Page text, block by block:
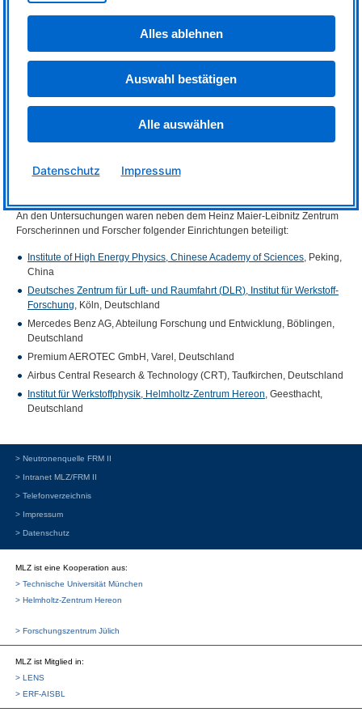
Verfügung gestellt werden, könnten hingegen Aufschluss auf die
Atomkernpositionen geben und die bereits durchgeführten Messungen
Microplasticity and macroplasticity behavior of additively manufactured Al-
Mg-Sc-Zr alloys: In-situ experiment and modeling
DOI:10.1016/j.ijplas.2023.103659
An den Untersuchungen waren neben dem Heinz Maier-Leibnitz Zentrum
Forscherinnen und Forscher folgender Einrichtungen beteiligt:
Institute of High Energy Physics, Chinese Academy of Sciences, Peking,
China
Deutsches Zentrum für Luft- und Raumfahrt (DLR), Institut für Werkstoff-
Forschung, Köln, Deutschland
Mercedes Benz AG, Abteilung Forschung und Entwicklung, Böblingen,
Deutschland
PremiumAEROTEC GmbH, Varel, Deutschland
Airbus Central Research & Technology (CRT), Taufkirchen, Deutschland
Institut für Werkstoffphysik, Helmholtz-Zentrum Hereon, Geesthacht,
Deutschland
> Neutronenquelle FRM II
> Intranet MLZ/FRM II
> Telefonverzeichnis
> Impressum
> Datenschutz
MLZ ist eine Kooperation aus:
> Technische Universität München
> Helmholtz-Zentrum Hereon
> Forschungszentrum Jülich
MLZ ist Mitglied in:
> LENS
> ERF-AISBL
Alles ablehnen
Auswahl bestätigen
Alle auswählen
Datenschutz Impressum